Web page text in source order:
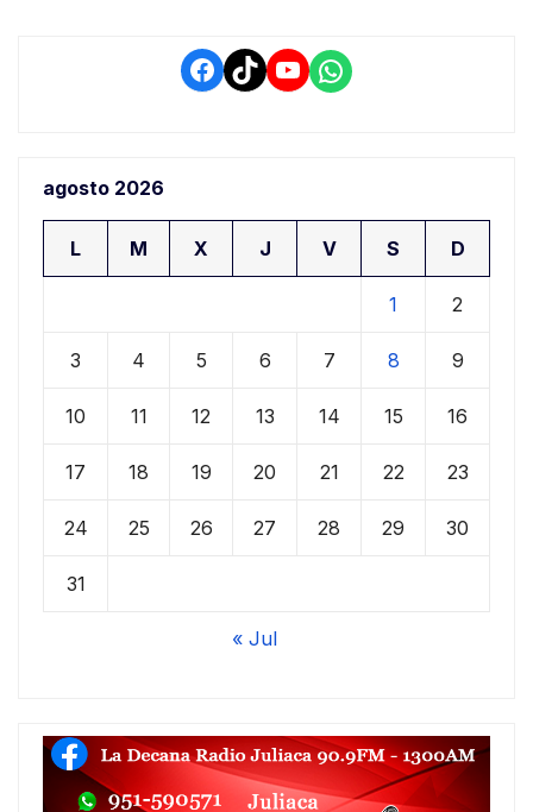
Facebook
TikTokYouTube
WhatsApp
agosto 2026
L M X J V S D
1 2
3 4 5 6 7 8 9
10 11 12 13 14 15 16
17 18 19 20 21 22 23
24 25 26 27 28 29 30
31
« Jul